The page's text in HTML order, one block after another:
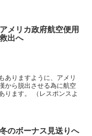
メリカ政府航空便用
出へ
ありますように、アメリ
から脱出させる為に航空
ります。 （レスポンスよ
のボーナス見送りへ